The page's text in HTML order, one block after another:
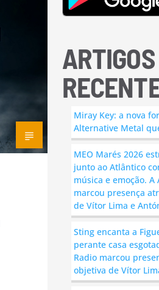
ARTIGOS
Miray Key: a nova
Alternative Metal
MEO Marés 2026
junto ao Atlântico
música e emoção. A
marcou presença
de Vítor Lima e
Sting encanta a
perante casa
Radio marcou
objetiva de Vítor